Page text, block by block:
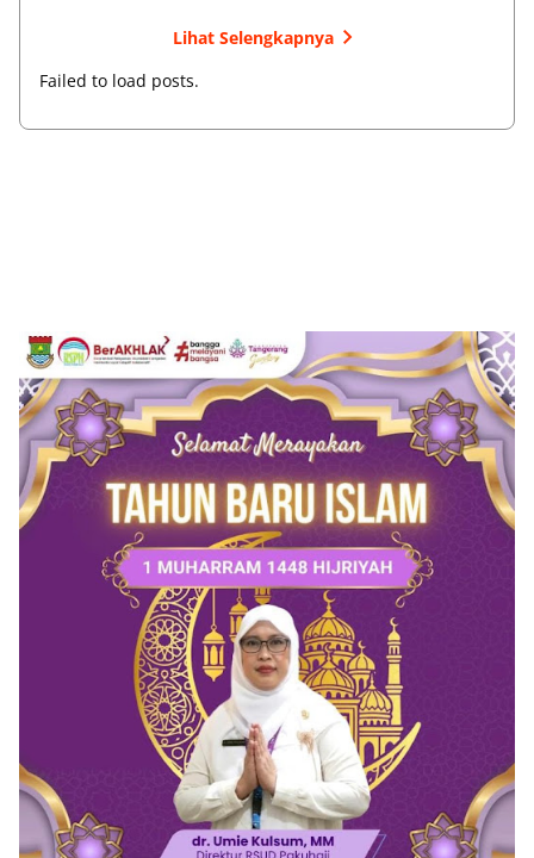
Lihat Selengkapnya
Failed to load posts.